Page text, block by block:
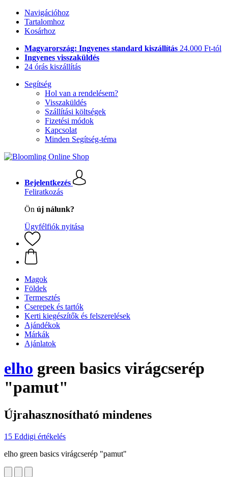
Navigációhoz
Tartalomhoz
Kosárhoz
Magyarország: Ingyenes standard kiszállítás 24.000 Ft-tól
Ingyenes visszaküldés
24 órás kiszállítás
Segítség
Hol van a rendelésem?
Visszaküldés
Szállítási költségek
Fizetési módok
Kapcsolat
Minden Segítség-téma
Bejelentkezés
Feliratkozás
Ön új nálunk?
Ügyfélfiók nyitása
Magok
Földek
Termesztés
Cserepek és tartók
Kerti kiegészítők és felszerelések
Ajándékok
Márkák
Ajánlatok
elho green basics virágcserép
"pamut"
Újrahasznosítható mindenes
15 Eddigi értékelés
elho green basics virágcserép "pamut"